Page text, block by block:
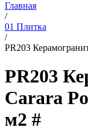
Главная
/
01 Плитка
/
PR203
PR203
Carara
м2 #